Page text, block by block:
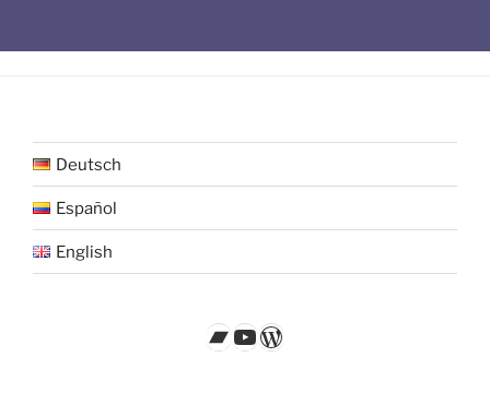
Deutsch
Español
English
Bandcamp
YouTube
WordPress